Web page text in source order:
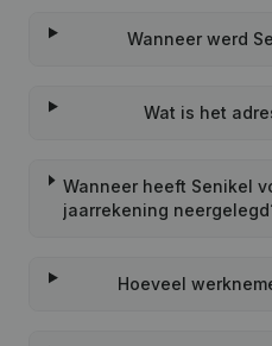
Wanneer werd
Wat is het
Wanneer heeft Senikel
jaarrekening
Hoeveel